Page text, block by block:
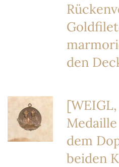
den
dem
beiden